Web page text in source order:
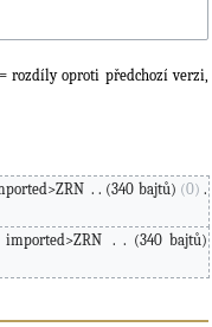
rozdíly oproti předchozí verzi,
340 bajtů 0 ‎
imported>ZRN
340 bajtů